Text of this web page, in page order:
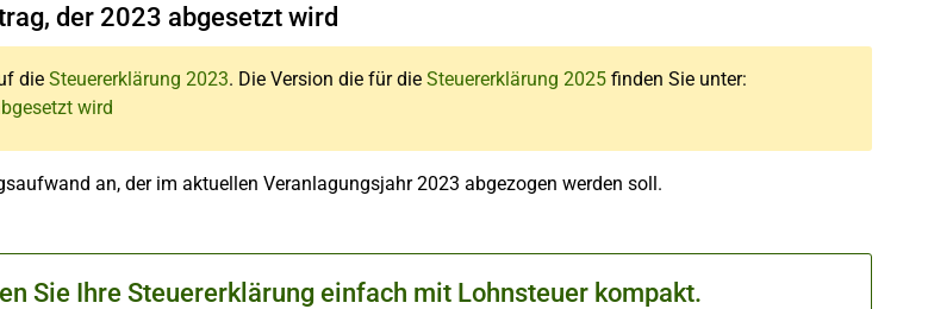
der 2023 abgesetzt wird
die Steuererklärung 2023. Die Version die für die Steuererklärung 2025 finden Sie unter:
wird
an, der im aktuellen Veranlagungsjahr 2023 abgezogen werden soll.
Sie Ihre Steuererklärung einfach mit Lohnsteuer kompakt.